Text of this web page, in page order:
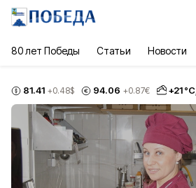
80 лет Победы Статьи Новости
81.41 +0.48$ 94.06 +0.87€ +21°С,